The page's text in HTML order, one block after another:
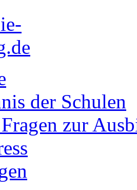
der Schulen
zur